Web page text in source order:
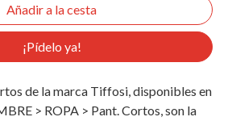
¡Pídelo ya!
de la marca Tiffosi, disponibles en
> ROPA > Pant. Cortos, son la